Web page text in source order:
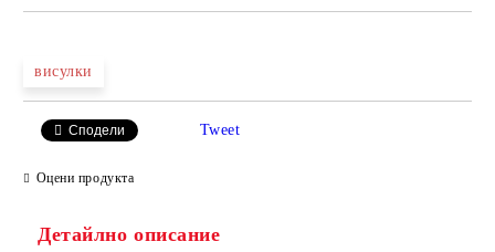
Съгласен съм с
висулки
Сподели Tweet
Оцени продукта
Детайлно описание